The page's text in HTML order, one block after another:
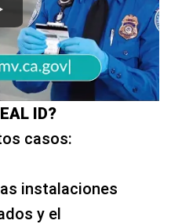
ID?
casos:
instalaciones
y el